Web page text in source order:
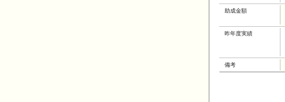
助成金額
昨年度実績
備考